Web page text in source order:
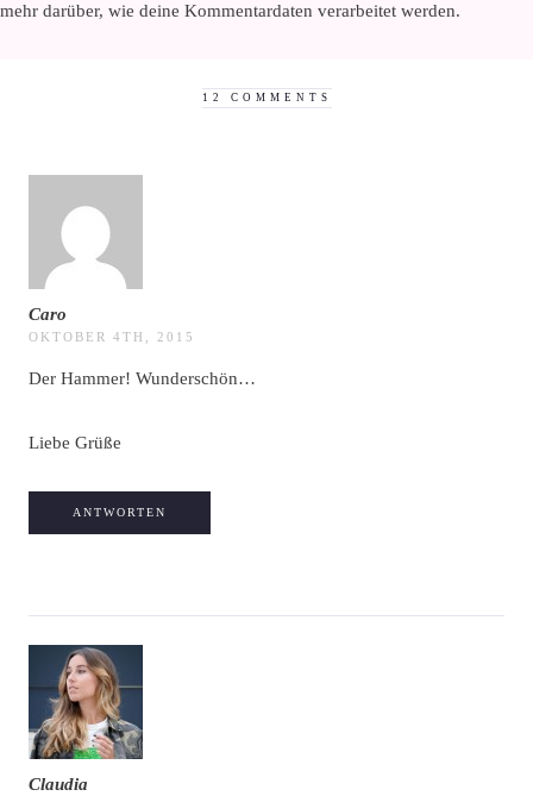
mehr darüber, wie deine Kommentardaten verarbeitet werden.
12 COMMENTS
Caro
OKTOBER 4TH, 2015
Der Hammer! Wunderschön…
Liebe Grüße
ANTWORTEN
Claudia